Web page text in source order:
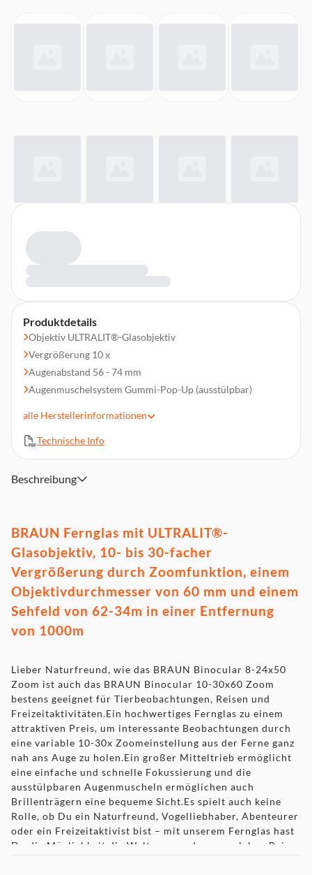
Produktdetails
Objektiv ULTRALIT®-Glasobjektiv
Vergrößerung 10 x
Augenabstand 56 - 74 mm
Augenmuschelsystem Gummi-Pop-Up (ausstülpbar)
Naheinstellgrenze 10 m
Lieferumfang Fernglas, Tragetasche, Tragegurt,
Reinigungstuch, Gebrauchsanweisung
alle Herstellerinformationen
Technische Info
Beschreibung
BRAUN Fernglas mit ULTRALIT®-
Glasobjektiv, 10- bis 30-facher
Vergrößerung durch Zoomfunktion, einem
Objektivdurchmesser von 60 mm und einem
Sehfeld von 62-34m in einer Entfernung
von 1000m
Lieber Naturfreund, wie das BRAUN Binocular 8-24x50
Zoom ist auch das BRAUN Binocular 10-30x60 Zoom
bestens geeignet für Tierbeobachtungen, Reisen und
Freizeitaktivitäten.Ein hochwertiges Fernglas zu einem
attraktiven Preis, um interessante Beobachtungen durch
eine variable 10-30x Zoomeinstellung aus der Ferne ganz
nah ans Auge zu holen.Ein großer Mitteltrieb ermöglicht
eine einfache und schnelle Fokussierung und die
ausstülpbaren Augenmuscheln ermöglichen auch
Brillenträgern eine bequeme Sicht.Es spielt auch keine
Rolle, ob Du ein Naturfreund, Vogelliebhaber, Abenteurer
oder ein Freizeitaktivist bist – mit unserem Fernglas hast
Du die Möglichkeit die Welt ganz anders zu erleben.Bei